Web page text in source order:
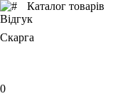
Каталог товарів
Відгук
Скарга
0